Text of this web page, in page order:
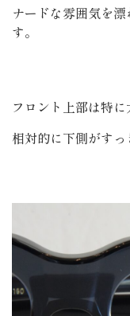
ナードな雰囲気を
す。
フロント上部は特に
相対的に下側がすっ